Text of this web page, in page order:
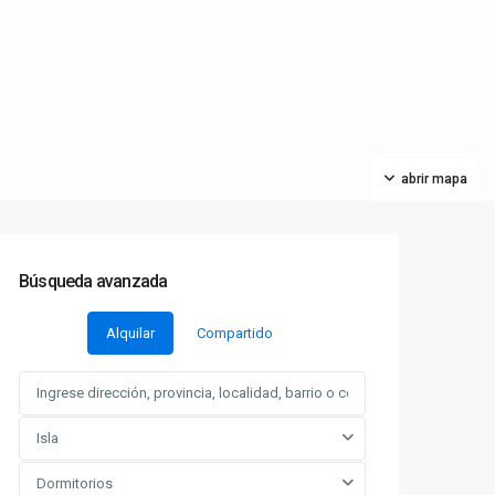
abrir mapa
Búsqueda avanzada
Alquilar Compartido
Isla
Dormitorios